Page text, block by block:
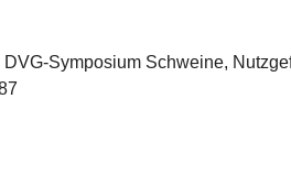
Symposium Schweine,